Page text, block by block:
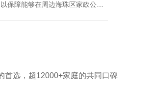
保障能够在周边海珠区家政公司
首选，超12000+家庭的共同口碑